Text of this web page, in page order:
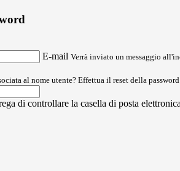
E-mail Verrà inviato un messaggio
al nome utente? Effettua il reset della
di controllare la casella di posta